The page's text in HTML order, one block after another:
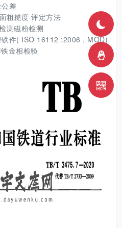
差
粗糙度 评定方法
测磁粉检测
件( ISO 16112 :2006 , MOD)
金相检验